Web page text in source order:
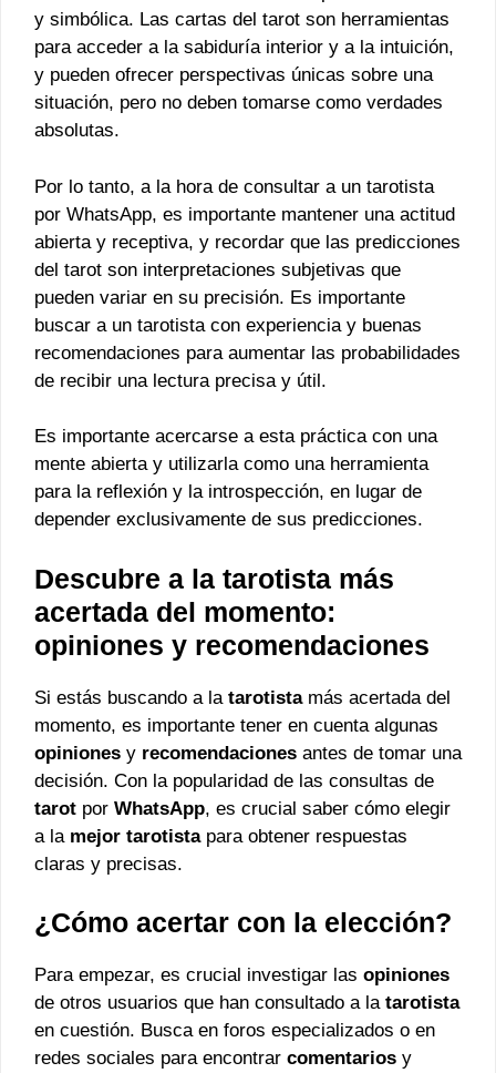
y simbólica. Las cartas del tarot son herramientas
para acceder a la sabiduría interior y a la intuición,
y pueden ofrecer perspectivas únicas sobre una
situación, pero no deben tomarse como verdades
absolutas.
Por lo tanto, a la hora de consultar a un tarotista
por WhatsApp, es importante mantener una actitud
abierta y receptiva, y recordar que las predicciones
del tarot son interpretaciones subjetivas que
pueden variar en su precisión. Es importante
buscar a un tarotista con experiencia y buenas
recomendaciones para aumentar las probabilidades
de recibir una lectura precisa y útil.
Es importante acercarse a esta práctica con una
mente abierta y utilizarla como una herramienta
para la reflexión y la introspección, en lugar de
depender exclusivamente de sus predicciones.
Descubre a la tarotista más
acertada del momento:
opiniones y recomendaciones
Si estás buscando a la tarotistamás acertada del
momento, es importante tener en cuenta algunas
opiniones y recomendaciones antes de tomar una
decisión. Con la popularidad de las consultas de
tarot por WhatsApp, es crucial saber cómo elegir
a la mejor tarotistapara obtener respuestas
claras y precisas.
¿Cómo acertar con la elección?
Para empezar, es crucial investigar las opiniones
de otros usuarios que han consultado a la tarotista
en cuestión. Busca en foros especializados o en
redes sociales para encontrar comentarios y